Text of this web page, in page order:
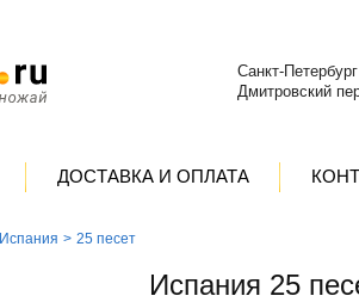
Санкт-Петербург
Дмитровский
ДОСТАВКА И ОПЛАТА
Испания 25 песет
Испания 25